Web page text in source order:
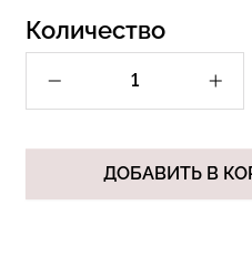
Количество
ДОБАВИТЬ В
в рубчик
white (белый)
коррекцией